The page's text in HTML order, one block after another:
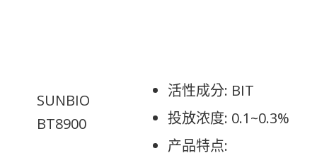
SUNBIO
BT8900
活性成分: BIT
投放浓度: 0.1~0.3%
产品特点: